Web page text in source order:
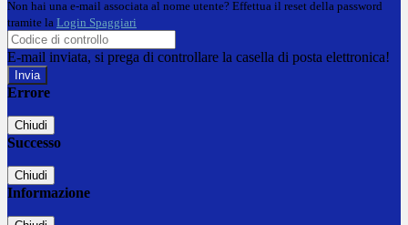
Non hai una e-mail associata al nome utente? Effettua il reset della password
tramite la Login Spaggiari
E-mail inviata, si prega di controllare la casella di posta elettronica!
Errore
Chiudi
Successo
Chiudi
Informazione